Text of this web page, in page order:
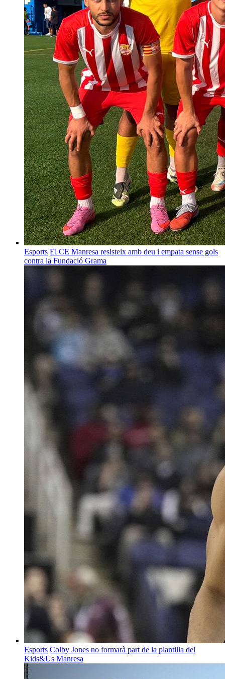
Esports El CE Manresa resisteix amb deu i empata sense gols
contra la Fundació Grama
Esports Colby Jones no formarà part de la plantilla del
Kids&Us Manresa